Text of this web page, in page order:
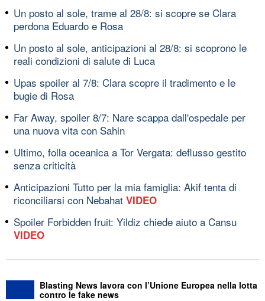
Un posto al sole, trame al 28/8: si scopre se Clara
perdona Eduardo e Rosa
Un posto al sole, anticipazioni al 28/8: si scoprono le
reali condizioni di salute di Luca
Upas spoiler al 7/8: Clara scopre il tradimento e le
bugie di Rosa
Far Away, spoiler 8/7: Nare scappa dall'ospedale per
una nuova vita con Sahin
Ultimo, folla oceanica a Tor Vergata: deflusso gestito
senza criticità
Anticipazioni Tutto per la mia famiglia: Akif tenta di
riconciliarsi con Nebahat VIDEO
Spoiler Forbidden fruit: Yildiz chiede aiuto a Cansu
VIDEO
Blasting News lavora con l’Unione Europea nella lotta
contro le fake news